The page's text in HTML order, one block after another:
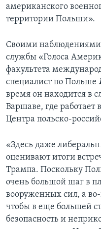
американского
территории Польши».
Своими наблюдениями
службы «Голоса
факультета
специалист по Польше
время он находится в
Варшаве, где работает
Центра польско-
«Здесь даже
оценивают итоги
Трампа. Поскольку
очень большой шаг в
вооруженных сил, а
чтобы в еще большей
безопасность и